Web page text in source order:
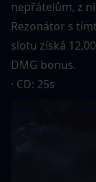
nepřátelům, z
Rezonátor s
slotu získá
DMG bonus.
· CD: 25s